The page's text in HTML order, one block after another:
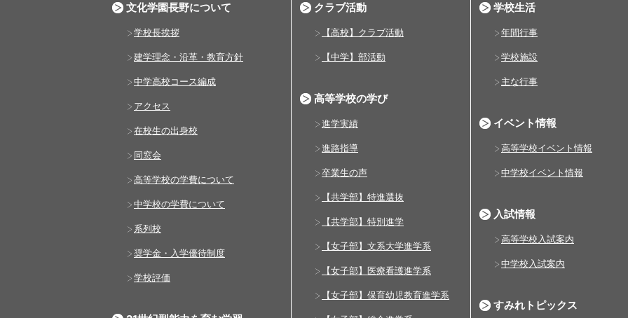
文化学園長野について
学校長挨拶
建学理念・沿革・教育方針
中学高校コース編成
アクセス
在校生の出身校
同窓会
高等学校の学費について
中学校の学費について
系列校
奨学金・入学優待制度
学校評価
クラブ活動
【高校】クラブ活動
【中学】部活動
高等学校の学び
進学実績
進路指導
卒業生の声
【共学部】特進選抜
【共学部】特別進学
【女子部】文系大学進学系
【女子部】医療看護進学系
【女子部】保育幼児教育進学系
学校生活
年間行事
学校施設
主な行事
イベント情報
高等学校イベント情報
中学校イベント情報
入試情報
高等学校入試案内
中学校入試案内
すみれトピックス